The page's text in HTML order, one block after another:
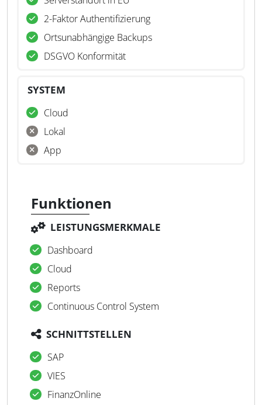
2-Faktor Authentifizierung
Ortsunabhängige Backups
DSGVO Konformität
SYSTEM
Cloud
Lokal
App
Funktionen
LEISTUNGSMERKMALE
Dashboard
Cloud
Reports
Continuous Control System
SCHNITTSTELLEN
SAP
VIES
FinanzOnline